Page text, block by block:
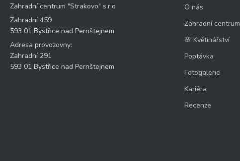
Zahradní centrum "Strakovo" s.r.o
Zahradní 459
593 01 Bystřice nad Pernštejnem
Adresa provozovny:
Zahradní 291
593 01 Bystřice nad Pernštejnem
O nás
Zahradní centrum
🌸 Květinářství
Poptávka
Fotogalerie
Kariéra
Recenze